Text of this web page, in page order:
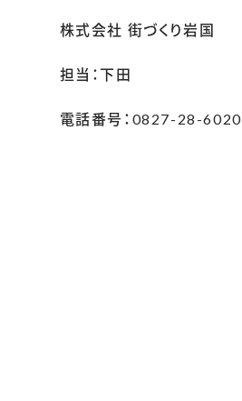
株式会社 街づくり岩国
担当：下田
電話番号：0827-28-6020